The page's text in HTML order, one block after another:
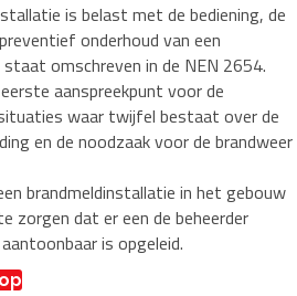
is belast met de bediening, de
onderhoud van een
omschreven in de NEN 2654.
aanspreekpunt voor de
waar twijfel bestaat over de
en de noodzaak voor de brandweer
brandmeldinstallatie in het gebouw
zorgen dat er een de beheerder
is opgeleid.